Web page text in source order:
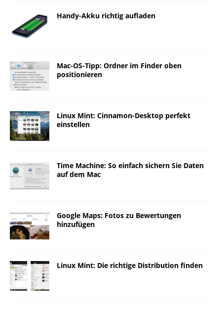
Handy-Akku richtig aufladen
Mac-OS-Tipp: Ordner im Finder oben
positionieren
Linux Mint: Cinnamon-Desktop perfekt
einstellen
Time Machine: So einfach sichern Sie Daten
auf dem Mac
Google Maps: Fotos zu Bewertungen
hinzufügen
Linux Mint: Die richtige Distribution finden